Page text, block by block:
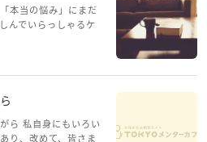
本当の悩み」にまだ
んでいらっしゃるケ
心の深いところ（深
違う角度から解決の
ら 私自身にもいろい
り、改めて、皆さま